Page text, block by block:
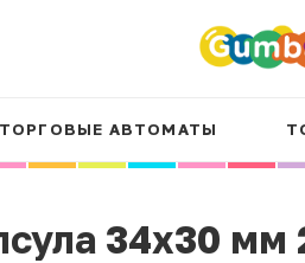
ТОРГОВЫЕ АВТОМАТЫ
34х30